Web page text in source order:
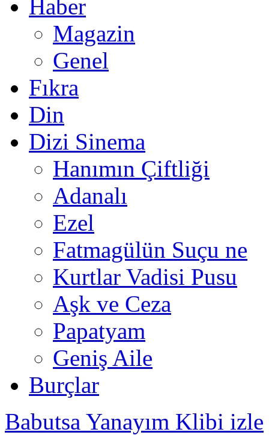
Haber
Magazin
Genel
Fıkra
Din
Dizi Sinema
Hanımın Çiftliği
Adanalı
Ezel
Fatmagülün Suçu ne
Kurtlar Vadisi Pusu
Aşk ve Ceza
Papatyam
Geniş Aile
Burçlar
Babutsa Yanayım Klibi izle